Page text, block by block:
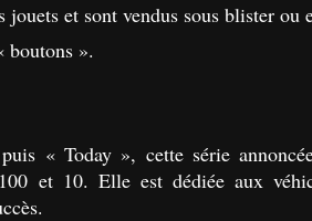
jouets et sont vendus sous blister ou
boutons ».
« Today », cette série
et 10. Elle est dédiée aux